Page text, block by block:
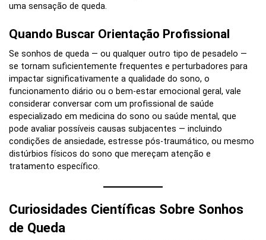
uma sensação de queda.
Quando Buscar Orientação Profissional
Se sonhos de queda — ou qualquer outro tipo de pesadelo —
se tornam suficientemente frequentes e perturbadores para
impactar significativamente a qualidade do sono, o
funcionamento diário ou o bem-estar emocional geral, vale
considerar conversar com um profissional de saúde
especializado em medicina do sono ou saúde mental, que
pode avaliar possíveis causas subjacentes — incluindo
condições de ansiedade, estresse pós-traumático, ou mesmo
distúrbios físicos do sono que mereçam atenção e
tratamento específico.
Curiosidades Científicas Sobre Sonhos
de Queda